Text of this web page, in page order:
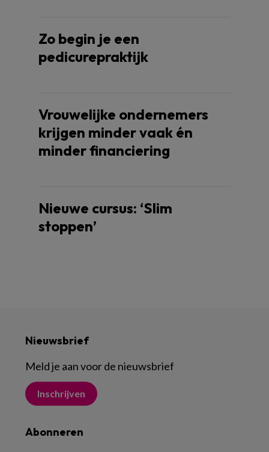
Zo begin je een
pedicurepraktijk
Vrouwelijke ondernemers
krijgen minder vaak én
minder financiering
Nieuwe cursus: ‘Slim
stoppen’
Nieuwsbrief
Meld je aan voor de nieuwsbrief
Inschrijven
Abonneren